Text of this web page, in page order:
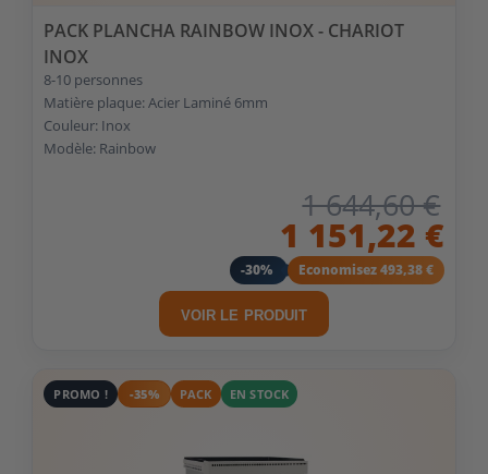
PACK PLANCHA RAINBOW INOX - CHARIOT
INOX
8-10 personnes
Matière plaque: Acier Laminé 6mm
Couleur: Inox
Modèle: Rainbow
1 644,60 €
1 151,22 €
-30% Economisez 493,38 €
VOIR LE PRODUIT
PROMO ! -35% PACK EN STOCK